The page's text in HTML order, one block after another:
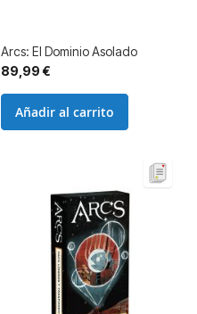
Arcs: El Dominio Asolado
89,99 €
Añadir al carrito